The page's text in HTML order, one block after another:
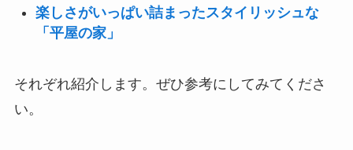
楽しさがいっぱい詰まったスタイリッシュな
「平屋の家」
それぞれ紹介します。ぜひ参考にしてみてくださ
い。